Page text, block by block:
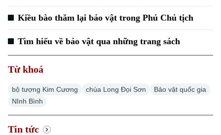
Kiều bào thăm lại bảo vật trong Phủ Chủ tịch
Tìm hiểu về bảo vật qua những trang sách
Từ khoá
bộ tượng Kim Cương chùa Long Đọi Sơn
Bảo vật quốc gia
NInh Bình
Tin tức